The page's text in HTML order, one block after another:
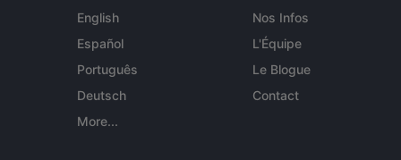
English
Español
Português
Deutsch
More...
Nos Infos
L'Équipe
Le Blogue
Contact